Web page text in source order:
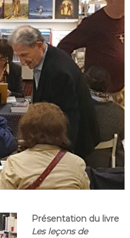
Présentation du livre
Les leçons de